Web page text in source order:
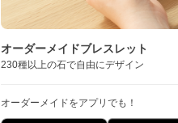
オーダーメイドブレスレット
230種以上の石で自由にデザイン
オーダーメイドをアプリでも！